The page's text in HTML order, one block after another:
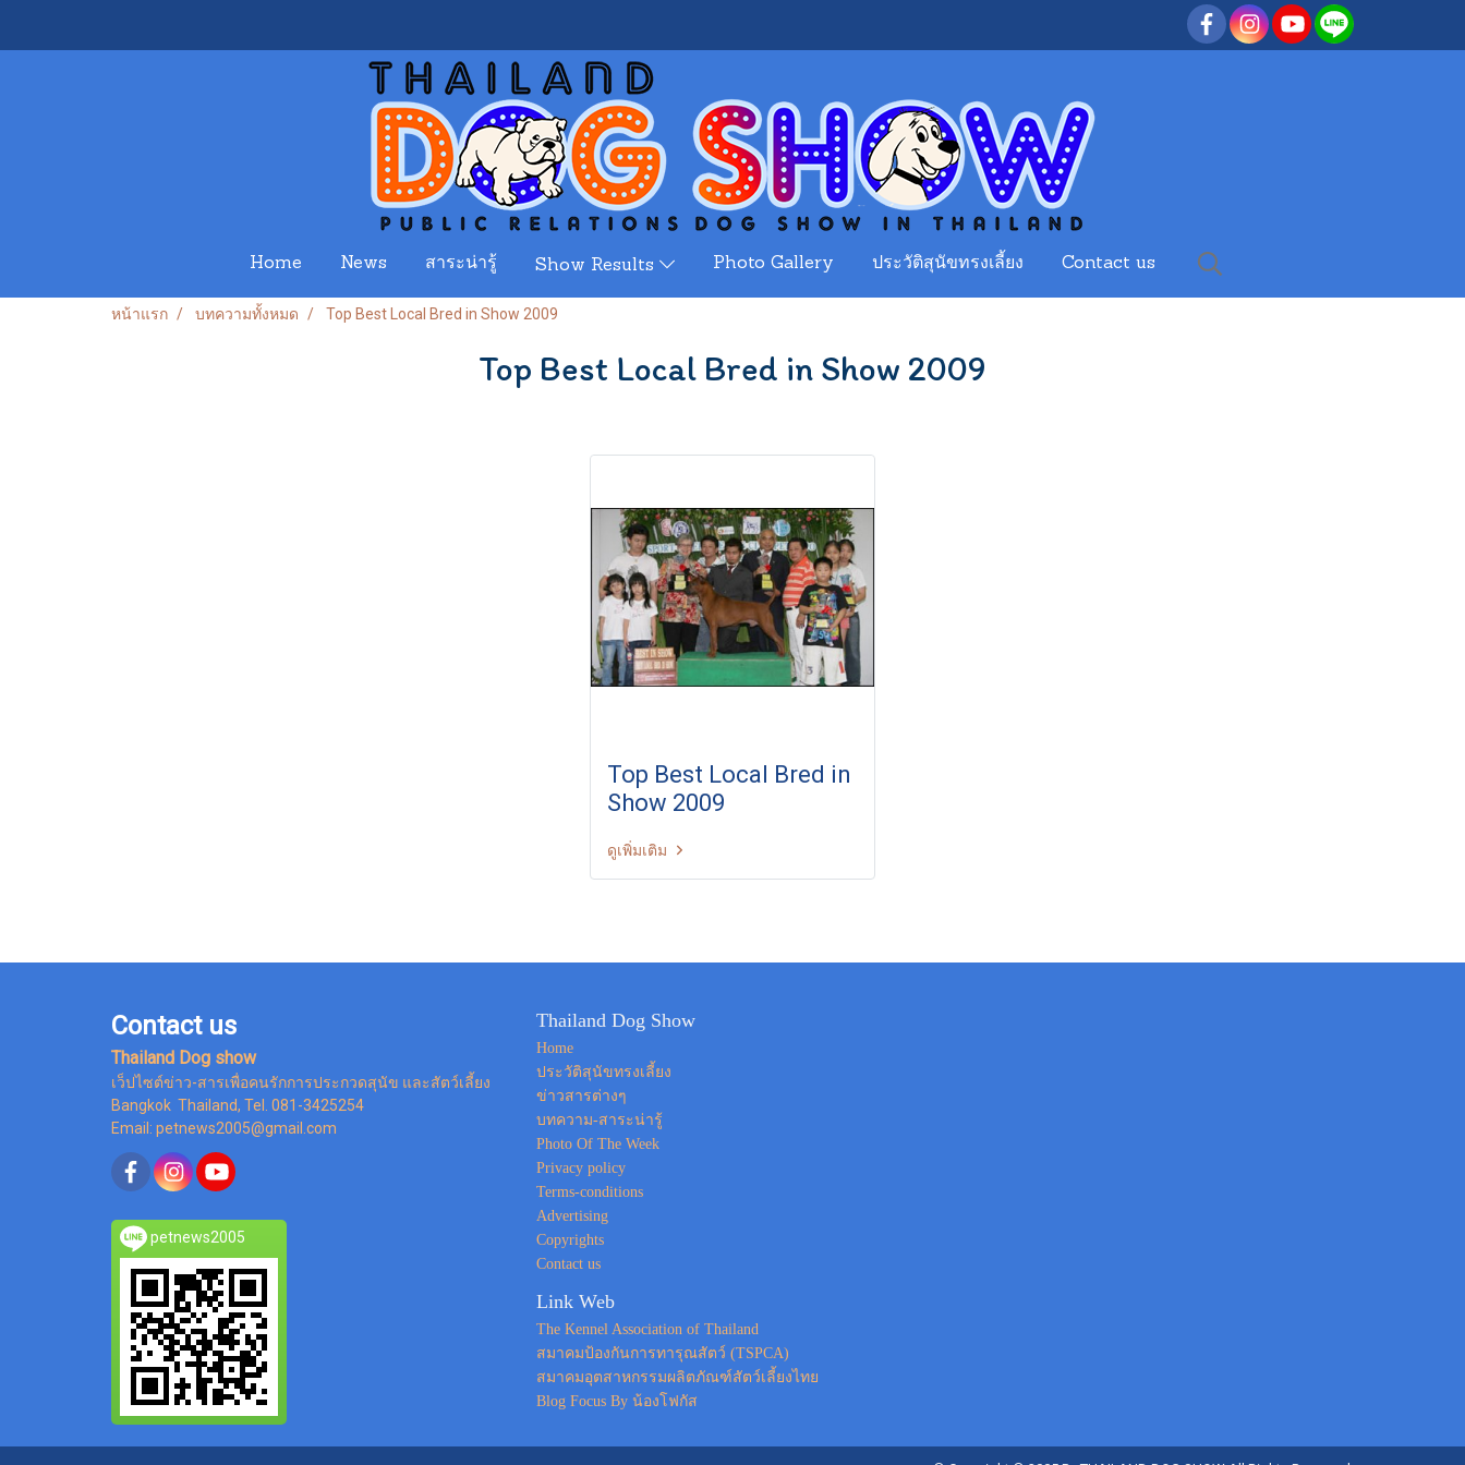
Home News สาระน่ารู้ Show Results Photo Gallery ประวัติสุนัขทรงเลี้ยง Contact us
หน้าแรก บทความทั้งหมด Top Best Local Bred in Show 2009
Top Best Local Bred in Show 2009
Top Best Local Bred in
Show 2009
ดูเพิ่มเติม
Contact us
Thailand Dog show
เว็ปไซต์ข่าว-สารเพื่อคนรักการประกวดสุนัข และสัตว์เลี้ยง
Bangkok Thailand, Tel. 081-3425254
Email: petnews2005@gmail.com
petnews2005
Thailand Dog Show
Home
ประวัติสุนัขทรงเลี้ยง
ข่าวสารต่างๆ
บทความ-สาระน่ารู้
Photo Of The Week
Privacy policy
Terms-conditions
Advertising
Copyrights
Contact us
Link Web
The Kennel Association of Thailand
สมาคมป้องกันการทารุณสัตว์ (TSPCA)
สมาคมอุตสาหกรรมผลิตภัณฑ์สัตว์เลี้ยงไทย
Blog Focus By น้องโฟกัส